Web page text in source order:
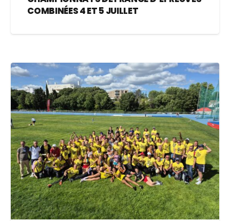
COMBINÉES 4 ET 5 JUILLET